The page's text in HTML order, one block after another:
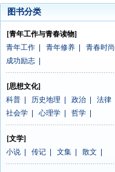
图书分类
[青年工作与青春读物]
青年工作
青年修养 青春时尚
成功励志
[思想文化]
科普
历史地理 政治 法律
社会学
心理学 哲学
[文学]
小说
传记 文集 散文